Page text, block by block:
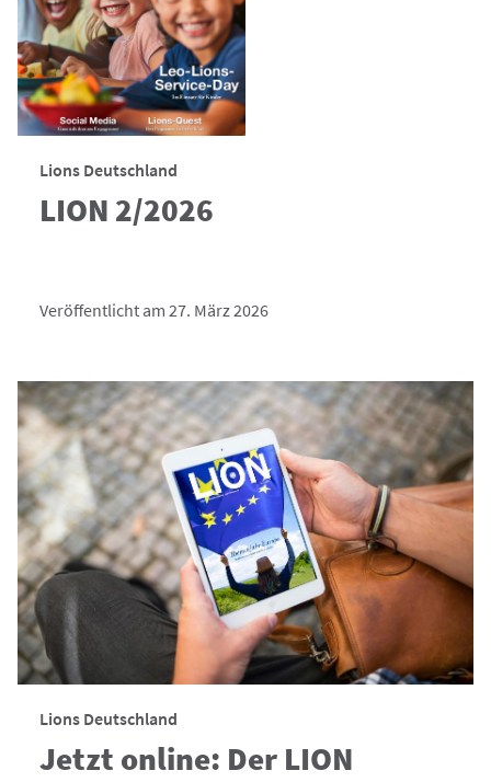
Lions Deutschland
LION 2/2026
Veröffentlicht am 27. März 2026
Lions Deutschland
Jetzt online: Der LION